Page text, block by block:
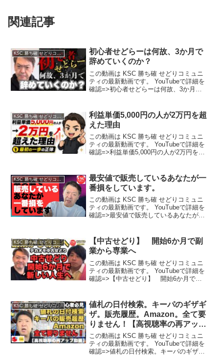
関連記事
KSC 勝ち確 せどりコミュニティ
初心者せどらーは何故、3か月で
辞めていくのか？
この動画は KSC 勝ち確 せどりコミュニ
ティの最新動画です。 YouTubeで詳細を
確認=>初心者せどらーは何故、3か月で
利益単価5,000円の人が2万円を超
えた理由
この動画は KSC 勝ち確 せどりコミュニ
ティの最新動画です。 YouTubeで詳細を
確認=>利益単価5,000円の人が2万円を超
KSC 勝ち確 せどりコミュニティ
最安値で販売しているあなたが一
番損をしています。
この動画は KSC 勝ち確 せどりコミュニ
ティの最新動画です。 YouTubeで詳細を
確認=>最安値で販売しているあなたが一
KSC 勝ち確 せどりコミュニティ
【中古せどり】 開始6か月で副
業から専業へ
この動画は KSC 勝ち確 せどりコミュニ
ティの最新動画です。 YouTubeで詳細を
確認=>【中古せどり】 開始6か月で副
KSC 勝ち確 せどりコミュニティ
値札の日付検索。キーパのギザギ
ザ。販売履歴。Amazon。全て要
りません！【高視聴率の再アップ
動画】
この動画は KSC 勝ち確 せどりコミュニ
ティの最新動画です。 YouTubeで詳細を
確認=>値札の日付検索。キーパのギザギ